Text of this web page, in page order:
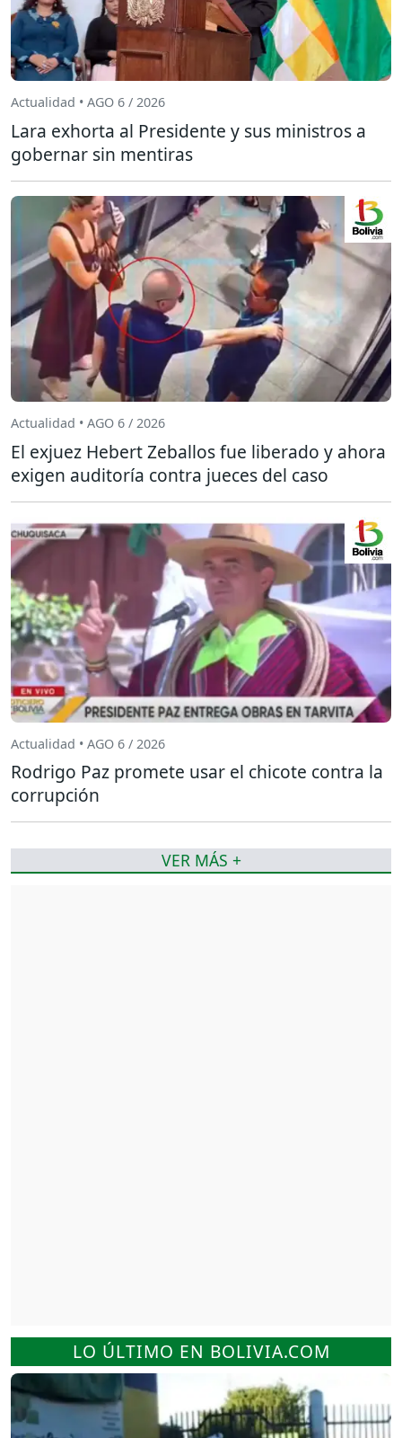
LO ÚLTIMO EN BOLIVIA.COM
Actualidad • AGO 6 / 2026
Lara exhorta al Presidente y sus ministros a
gobernar sin mentiras
Actualidad • AGO 6 / 2026
El exjuez Hebert Zeballos fue liberado y ahora
exigen auditoría contra jueces del caso
Actualidad • AGO 6 / 2026
Rodrigo Paz promete usar el chicote contra la
corrupción
VER MÁS +